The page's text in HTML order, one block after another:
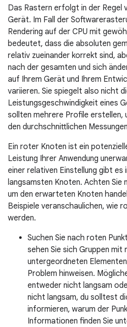
Das Rastern erfolgt in der Regel
Gerät. Im Fall der
Rendering auf der CPU mit
bedeutet, dass die absoluten
relativ zueinander korrekt sind,
nach der gesamten und sich
auf Ihrem Gerät und Ihrem
variieren. Sie spiegelt also nicht
Leistungsgeschwindigkeit eines
sollten mehrere Profile erstellen,
den durchschnittlichen
Ein roter Knoten ist ein
Leistung Ihrer Anwendung
einer relativen Einstellung gibt es
langsamsten Knoten. Achten Sie
um den erwarteten Knoten
Beispiele veranschaulichen, wie
werden.
Suchen Sie nach roten
sehen Sie sich Gruppen mit
untergeordneten
Problem hinweisen.
entweder nicht langsam
nicht langsam, du solltest
informieren, warum der
Informationen finden Sie